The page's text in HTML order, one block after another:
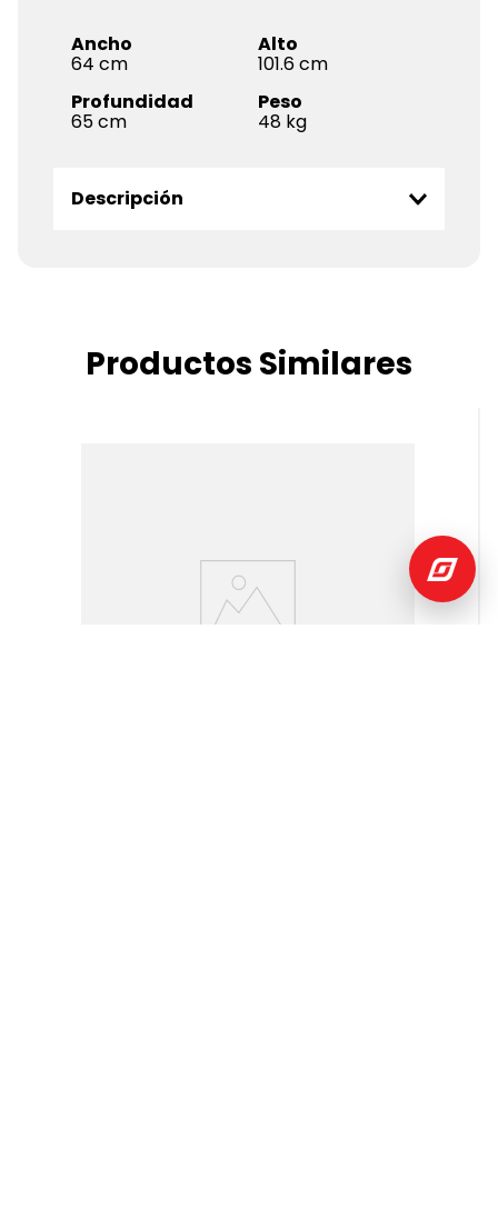
Ancho
64
Alto
101.6
Profundidad
65
Peso
48
Descripción
Productos Similares